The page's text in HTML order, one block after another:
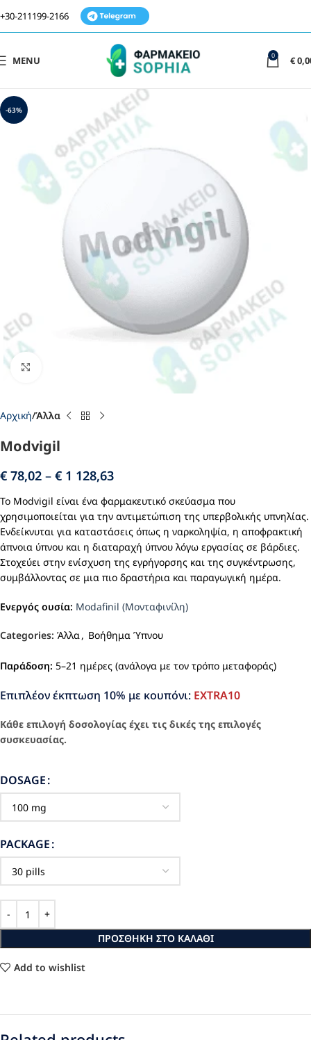
+30-211199-2166
MENU 0 €
-63%
Αρχική Άλλα
Modvigil
€ 78,02 – € 1 128,63
Το Modvigil είναι ένα φαρμακευτικό σκεύασμα που
χρησιμοποιείται για την αντιμετώπιση της υπερβολικής υπνηλίας.
Ενδείκνυται για καταστάσεις όπως η ναρκοληψία, η αποφρακτική
άπνοια ύπνου και η διαταραχή ύπνου λόγω εργασίας σε βάρδιες.
Στοχεύει στην ενίσχυση της εγρήγορσης και της συγκέντρωσης,
συμβάλλοντας σε μια πιο δραστήρια και παραγωγική ημέρα.
Ενεργός ουσία: Modafinil (Μονταφινίλη)
Categories: Άλλα, Βοήθημα Ύπνου
Παράδοση: 5–21 ημέρες (ανάλογα με τον τρόπο μεταφοράς)
Επιπλέον έκπτωση 10% με κουπόνι: EXTRA10
Κάθε επιλογή δοσολογίας έχει τις δικές της επιλογές
συσκευασίας.
DOSAGE
PACKAGE
ΠΡΟΣΘΉΚΗ ΣΤΟ ΚΑΛΆΘΙ
Add to wishlist